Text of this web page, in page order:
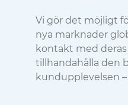
Vi gör det möjligt
nya marknader
kontakt med
tillhandahålla den
kundupplevelsen –